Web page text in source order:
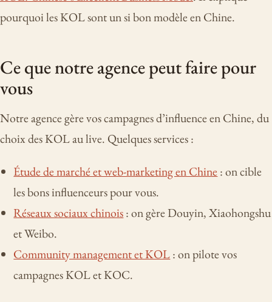
pourquoi les KOL sont un si bon modèle en Chine.
Ce que notre agence peut faire pour
vous
Notre agence gère vos campagnes d’influence en Chine, du
choix des KOL au live. Quelques services :
Étude de marché et web-marketing en Chine : on cible
les bons influenceurs pour vous.
Réseaux sociaux chinois: on gère Douyin, Xiaohongshu
et Weibo.
Community management et KOL: on pilote vos
campagnes KOL et KOC.